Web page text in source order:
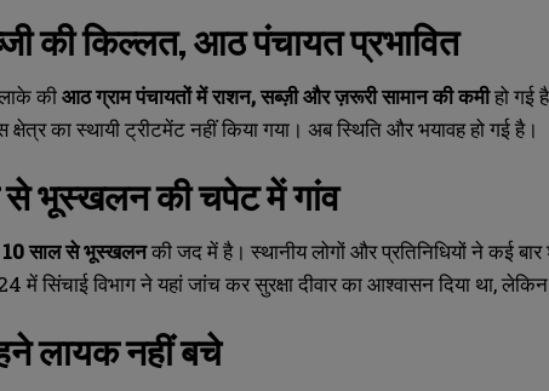
की किल्लत,आठ पंचायत प्रभावित
कीआठ ग्राम पंचायतों में राशन,सब्ज़ी और ज़रूरी सामान की कमीहो गई
का स्थायी ट्रीटमेंट नहीं किया गया। अब स्थिति और भयावह हो गई है।
भूस्खलन की चपेट में गांव
10साल से भूस्खलनकी जद में है। स्थानीय लोगों और प्रतिनिधियों ने कई
सिंचाई विभाग ने यहां जांच कर सुरक्षा दीवार का आश्वासन दिया था, लेकिन
लायक नहीं बचे